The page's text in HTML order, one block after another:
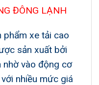
ĐÔNG LẠNH
phẩm xe tải cao
sản xuất bởi
nhờ vào động cơ
nhiều mức giá